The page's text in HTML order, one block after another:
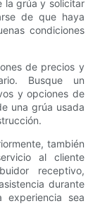
la grúa y solicitar
de que haya
condiciones
de precios y
Busque un
y opciones de
una grúa usada
también
al cliente
receptivo,
durante
sea